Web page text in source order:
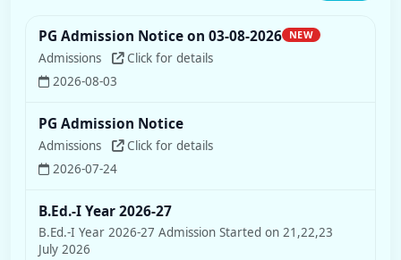
PG Admission Notice on 03-08-2026 NEW
Admissions
Click for details
2026-08-03
PG Admission Notice
Admissions
Click for details
2026-07-24
B.Ed.-I Year 2026-27
B.Ed.-I Year 2026-27 Admission Started on 21,22,23
July 2026